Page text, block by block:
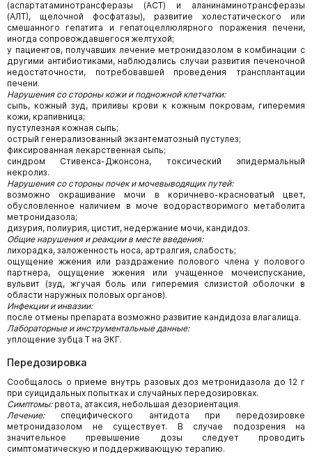
(аспартатаминотрансферазы (ACT) и аланинаминотрансферазы
(АЛТ), щелочной фосфатазы), развитие холестатического или
смешанного гепатита и гепатоцеллюлярного поражения печени,
иногда сопровождавшегося желтухой;
у пациентов, получавших лечение метронидазолом в комбинации с
другими антибиотиками, наблюдались случаи развития печеночной
недостаточности, потребовавшей проведения трансплантации
печени.
Нарушения со стороны кожи и подножной клетчатки:
сыпь, кожный зуд, приливы крови к кожным покровам, гиперемия
кожи, крапивница;
пустулезная кожная сыпь;
острый генерализованный экзантематозный пустулез;
фиксированная лекарственная сыпь;
синдром Стивенса-Джонсона, токсический эпидермальный
некролиз.
Нарушения со стороны почек и мочевыводящих путей:
возможно окрашивание мочи в коричнево-красноватый цвет,
обусловленное наличием в моче водорастворимого метаболита
метронидазола;
дизурия, полиурия, цистит, недержание мочи, кандидоз.
Общие нарушения и реакции в месте введения:
лихорадка, заложенность носа, артралгия, слабость;
ощущение жжения или раздражение полового члена у полового
партнера, ощущение жжения или учащенное мочеиспускание,
вульвит (зуд, жгучая боль или гиперемия слизистой оболочки в
области наружных половых органов).
Инфекции и инвазии:
после отмены препарата возможно развитие кандидоза влагалища.
Лабораторные и инструментальные данные:
уплощение зубца Т на ЭКГ.
Передозировка
Сообщалось о приеме внутрь разовых доз метронидазола до 12 г
при суицидальных попытках и случайных передозировках.
Симптомы:рвота, атаксия, небольшая дезориентация.
Лечение:специфического антидота при передозировке
метронидазолом не существует. В случае подозрения на
значительное превышение дозы следует проводить
симптоматическую и поддерживающую терапию.